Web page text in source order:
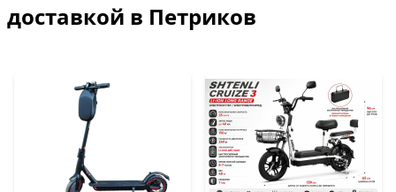
доставкой в Петриков